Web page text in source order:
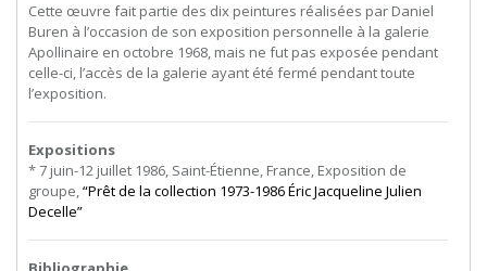
Cette œuvre fait partie des dix peintures réalisées par Daniel
Buren à l’occasion de son exposition personnelle à la galerie
Apollinaire en octobre 1968, mais ne fut pas exposée pendant
celle-ci, l’accès de la galerie ayant été fermé pendant toute
l’exposition.
Expositions
* 7 juin-12 juillet 1986, Saint-Étienne, France, Exposition de
groupe,“Prêt de la collection 1973-1986 Éric Jacqueline Julien
Decelle”